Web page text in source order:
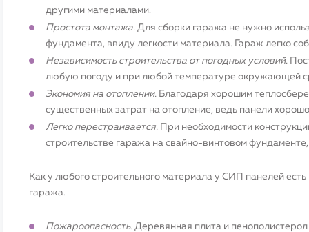
другими материалами.
Простота монтажа. Для сборки гаража не нужно
фундамента, ввиду легкости материала. Гараж легко
Независимость строительства от погодных условий.
любую погоду и при любой температуре окружающей
Экономия на отоплении. Благодаря хорошим
существенных затрат на отопление, ведь панели
Легко перестраивается. При необходимости
строительстве гаража на свайно-винтовом
Как у любого строительного материала у СИП панелей
гаража.
Пожароопасность. Деревянная плита и